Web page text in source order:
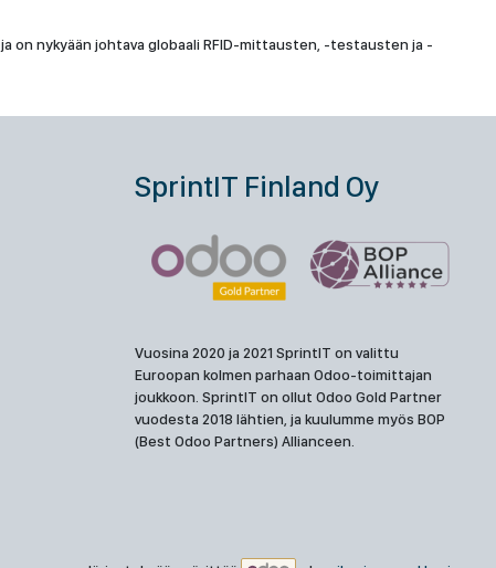
on nykyään johtava globaali RFID-mittausten, -testausten ja -
SprintIT Finland Oy
Vuosina 2020 ja 2021 SprintIT on valittu
Euroopan kolmen parhaan Odoo-toimittajan
joukkoon. SprintIT on ollut Odoo Gold Partner
vuodesta 2018 lähtien, ja kuulumme myös BOP
(Best Odoo Partners) Allianceen.